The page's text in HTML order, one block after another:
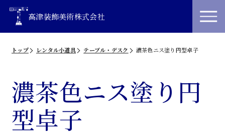
高津装飾美術株式会社
トップ レンタル小道具 テーブル・デスク 濃茶色ニス塗り円型卓子
濃茶色ニス塗り円
型卓子